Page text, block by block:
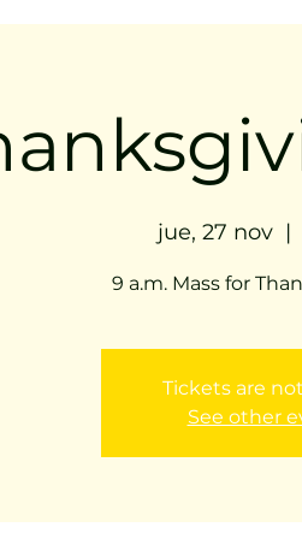
jue, 27 nov
  |
9 a.m. Mass for
Tickets are
See other